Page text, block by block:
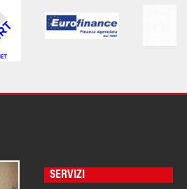
SERVIZI